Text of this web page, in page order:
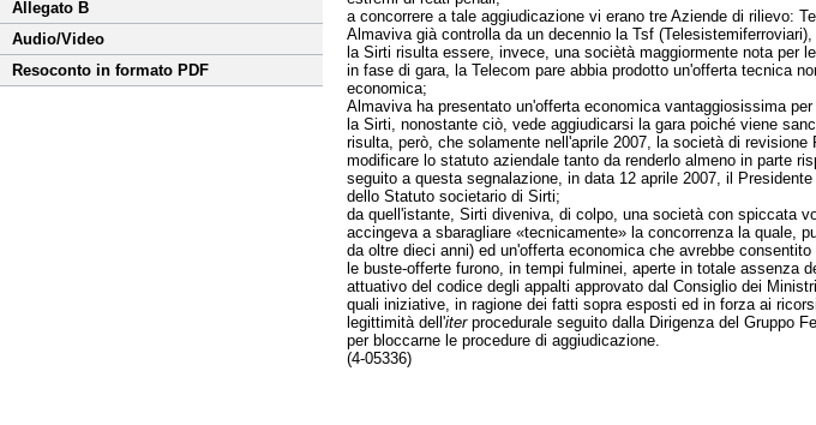
Allegato B
Audio/Video
Resoconto in formato PDF
a concorrere a tale aggiudicazione vi erano tre Aziende di rilievo:
Almaviva già controlla da un decennio la Tsf
la Sirti risulta essere, invece, una sociètà maggiormente nota per
in fase di gara, la Telecom pare abbia prodotto un'offerta tecnica
economica;
Almaviva ha presentato un'offerta economica vantaggiosissima
la Sirti, nonostante ciò, vede aggiudicarsi la gara poiché viene
risulta, però, che solamente nell'aprile 2007, la società di
modificare lo statuto aziendale tanto da renderlo almeno in parte
seguito a questa segnalazione, in data 12 aprile 2007, il
dello Statuto societario di Sirti;
da quell'istante, Sirti diveniva, di colpo, una società con spiccata
accingeva a sbaragliare «tecnicamente» la concorrenza la quale,
da oltre dieci anni) ed un'offerta economica che avrebbe
le buste-offerte furono, in tempi fulminei, aperte in totale assenza
attuativo del codice degli appalti approvato dal Consiglio dei
quali iniziative, in ragione dei fatti sopra esposti ed in forza ai
legittimità dell'iterprocedurale seguito dalla Dirigenza del Gruppo
per bloccarne le procedure di aggiudicazione.
(4-05336)